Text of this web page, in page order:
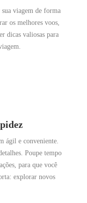
sua viagem de forma
os melhores voos,
dicas valiosas para
ágil e conveniente.
Poupe tempo
para que você
explorar novos